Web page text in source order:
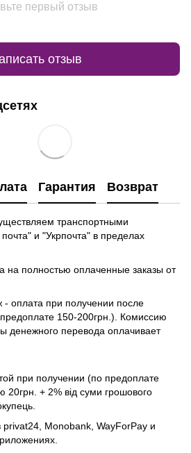
первый отзыв
отзыв
Гарантия Возврат
транспортными
и "Укрпочта" в пределах
на полностью оплаченные заказы от
оплата при получении после
150-200грн.). Комиссию
денежного перевода оплачивает
при получении (по предоплате
20грн. + 2% від суми грошового
privat24, Monobank, WayForPay и